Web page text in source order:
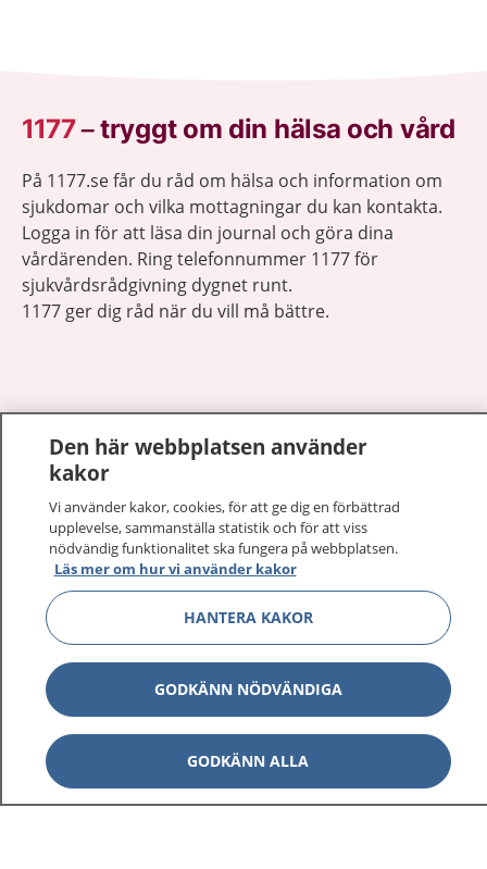
1177–tryggt om din hälsa och vård
På 1177.se får du råd om hälsa och information om
sjukdomar och vilka mottagningar du kan kontakta.
Logga in för att läsa din journal och göra dina
vårdärenden. Ring telefonnummer 1177 för
sjukvårdsrådgivning dygnet runt.
1177 ger dig råd när du vill må bättre.
1177 på flera språk
Om 1177
Kontakt
Behandling av personuppgifter
Hantering av kakor
Inställningar för kakor
Den här webbplatsen använder
kakor
Vi använder kakor, cookies, för att ge dig en förbättrad
upplevelse, sammanställa statistik och för att viss
nödvändig funktionalitet ska fungera på webbplatsen.
Läs mer om hur vi använder kakor
HANTERA KAKOR
GODKÄNN NÖDVÄNDIGA
GODKÄNN ALLA